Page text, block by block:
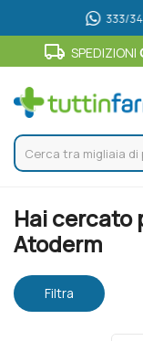
333/
local_shipping SPEDIZIONI
Home Marche
Hai cercato
Atoderm
Filtra